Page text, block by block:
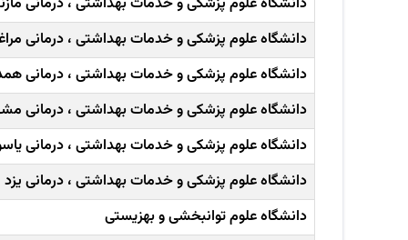
دانشگاه علوم پزشکی و خدمات بهداشتی ، درمانی
دانشگاه علوم پزشکی و خدمات بهداشتی ، درمانی
دانشگاه علوم پزشکی و خدمات بهداشتی ، درمانی
دانشگاه علوم پزشکی و خدمات بهداشتی ، درمانی
دانشگاه علوم پزشکی و خدمات بهداشتی ، درمانی یزد
دانشگاه علوم توانبخشی و بهزیستی